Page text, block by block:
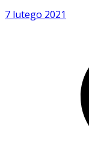
7 lutego 2021